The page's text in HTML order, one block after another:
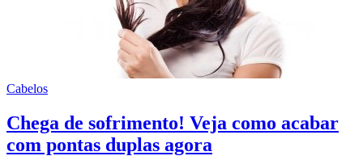
Cabelos
Chega de sofrimento! Veja como acabar
com pontas duplas agora